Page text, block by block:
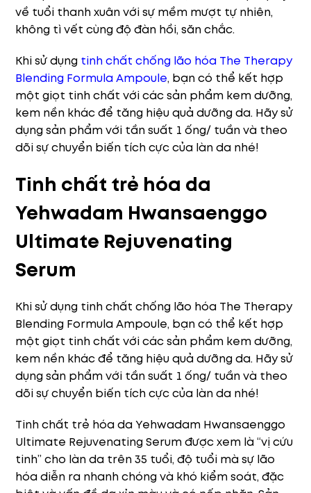
về tuổi thanh xuân với sự mềm mượt tự nhiên,
không tì vết cùng độ đàn hồi, săn chắc.
Khi sử dụng tinh chất chống lão hóa The Therapy
Blending Formula Ampoule, bạn có thể kết hợp
một giọt tinh chất với các sản phẩm kem dưỡng,
kem nền khác để tăng hiệu quả dưỡng da. Hãy sử
dụng sản phẩm với tần suất 1 ống/ tuần và theo
dõi sự chuyển biến tích cực của làn da nhé!
Tinh chất trẻ hóa da
Yehwadam Hwansaenggo
Ultimate Rejuvenating
Serum
Khi sử dụng tinh chất chống lão hóa The Therapy
Blending Formula Ampoule, bạn có thể kết hợp
một giọt tinh chất với các sản phẩm kem dưỡng,
kem nền khác để tăng hiệu quả dưỡng da. Hãy sử
dụng sản phẩm với tần suất 1 ống/ tuần và theo
dõi sự chuyển biến tích cực của làn da nhé!
Tinh chất trẻ hóa da Yehwadam Hwansaenggo
Ultimate Rejuvenating Serum được xem là “vị cứu
tinh” cho làn da trên 35 tuổi, độ tuổi mà sự lão
hóa diễn ra nhanh chóng và khó kiểm soát, đặc